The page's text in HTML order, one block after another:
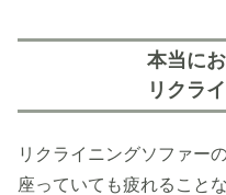
本当に
リクラ
リクライニングソファー
座っていても疲れること